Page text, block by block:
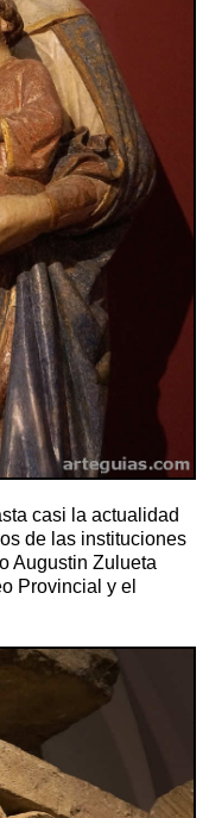
casi la actualidad
de las instituciones
Augustin Zulueta
Provincial y el